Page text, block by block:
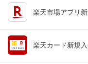
楽天市場アプリ
楽天カード新規